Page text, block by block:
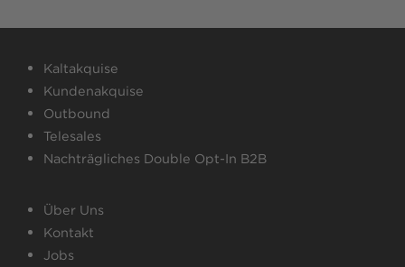
Kaltakquise
Kundenakquise
Outbound
Telesales
Nachträgliches Double Opt-In B2B
Über Uns
Kontakt
Jobs